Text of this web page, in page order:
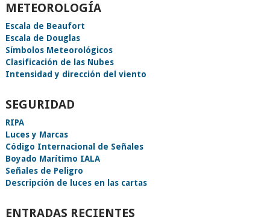
METEOROLOGÍA
Escala de Beaufort
Escala de Douglas
Símbolos Meteorológicos
Clasificación de las Nubes
Intensidad y dirección del viento
SEGURIDAD
RIPA
Luces y Marcas
Código Internacional de Señales
Boyado Marítimo IALA
Señales de Peligro
Descripción de luces en las cartas
ENTRADAS RECIENTES